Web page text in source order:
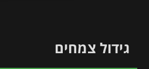
גידול צמחים